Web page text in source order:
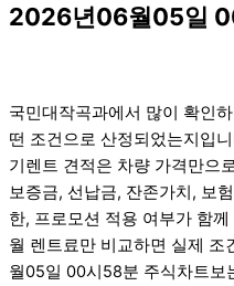
2026년06월05일
국민대작곡과에서 많이 확인
떤 조건으로 산정되었는지입
기렌트 견적은 차량 가격만으
보증금, 선납금, 잔존가치, 보
한, 프로모션 적용 여부가 함
월 렌트료만 비교하면 실제
월05일 00시58분 주식차트보